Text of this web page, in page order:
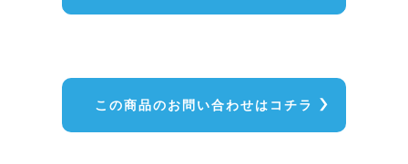
この商品のお問い合わせはコチラ